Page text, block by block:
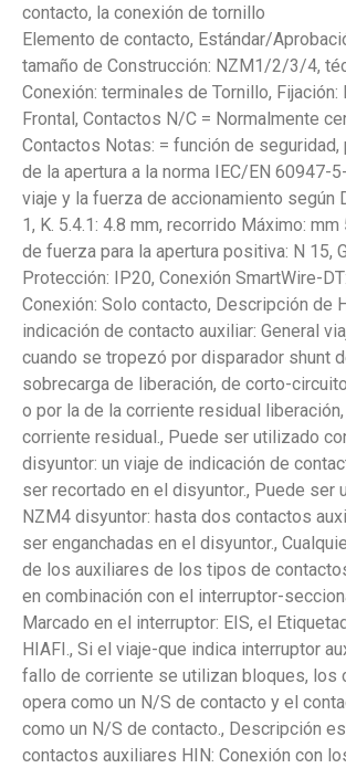
contacto, la conexión de tornillo
Elemento de contacto, Estándar/
tamaño de Construcción: NZM1/2/3/4,
Conexión: terminales de Tornillo, Fijación:
Frontal, Contactos N/C = Normalmente
Contactos Notas: = función de
de la apertura a la norma IEC/EN 60947-
viaje y la fuerza de accionamiento según
1, K. 5.4.1: 4.8 mm, recorrido Máximo: mm
de fuerza para la apertura positiva: N 15,
Protección: IP20, Conexión SmartWire-
Conexión: Solo contacto, Descripción de
indicación de contacto auxiliar: General
cuando se tropezó por disparador shunt
sobrecarga de liberación, de corto-
o por la de la corriente residual
corriente residual., Puede ser utilizado
disyuntor: un viaje de indicación de
ser recortado en el disyuntor., Puede ser
NZM4 disyuntor: hasta dos contactos
ser enganchadas en el disyuntor.,
de los auxiliares de los tipos de
en combinación con el interruptor-
Marcado en el interruptor: EIS, el
HIAFI., Si el viaje-que indica interruptor
fallo de corriente se utilizan bloques, los
opera como un N/S de contacto y el
como un N/S de contacto., Descripción
contactos auxiliares HIN: Conexión con